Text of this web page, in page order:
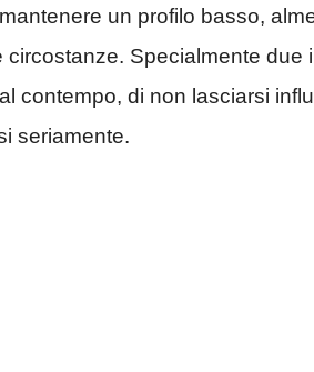
un profilo basso,
Specialmente due
contempo, di non lasciarsi
seriamente.